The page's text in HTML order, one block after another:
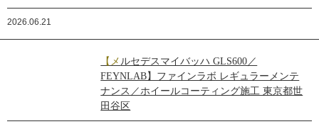
2026.06.21
【メルセデスマイバッハ GLS600／
FEYNLAB】ファインラボ レギュラーメンテ
ナンス／ホイールコーティング施工 東京都世
田谷区